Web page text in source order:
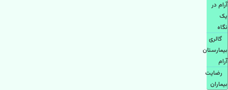
آرام در
یک
نگاه
گالری
بیمارستان
آرام
رضایت
بیماران